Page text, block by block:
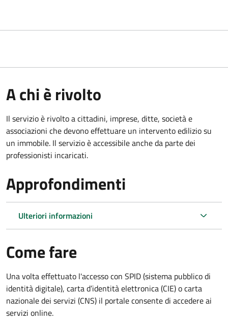
A chi è rivolto
Il servizio è rivolto a cittadini, imprese, ditte, società e
associazioni che devono effettuare un intervento edilizio su
un immobile. Il servizio è accessibile anche da parte dei
professionisti incaricati.
Approfondimenti
Ulteriori informazioni
Come fare
Una volta effettuato l'accesso con SPID (sistema pubblico di
identità digitale), carta d’identità elettronica (CIE) o carta
nazionale dei servizi (CNS) il portale consente di accedere ai
servizi online.